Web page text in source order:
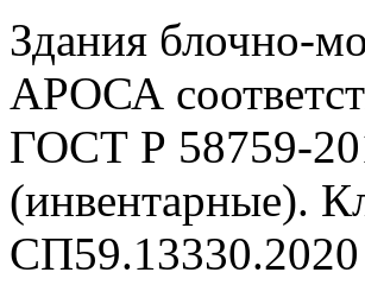
Здания блочно-
АРОСА
ГОСТ Р 58759-
(инвентарные).
СП59.13330.2020